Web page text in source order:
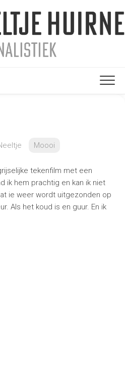
Moooi
tekenfilm met een
ik hem prachtig en kan ik niet
ie weer wordt uitgezonden op
Als het koud is en guur. En ik